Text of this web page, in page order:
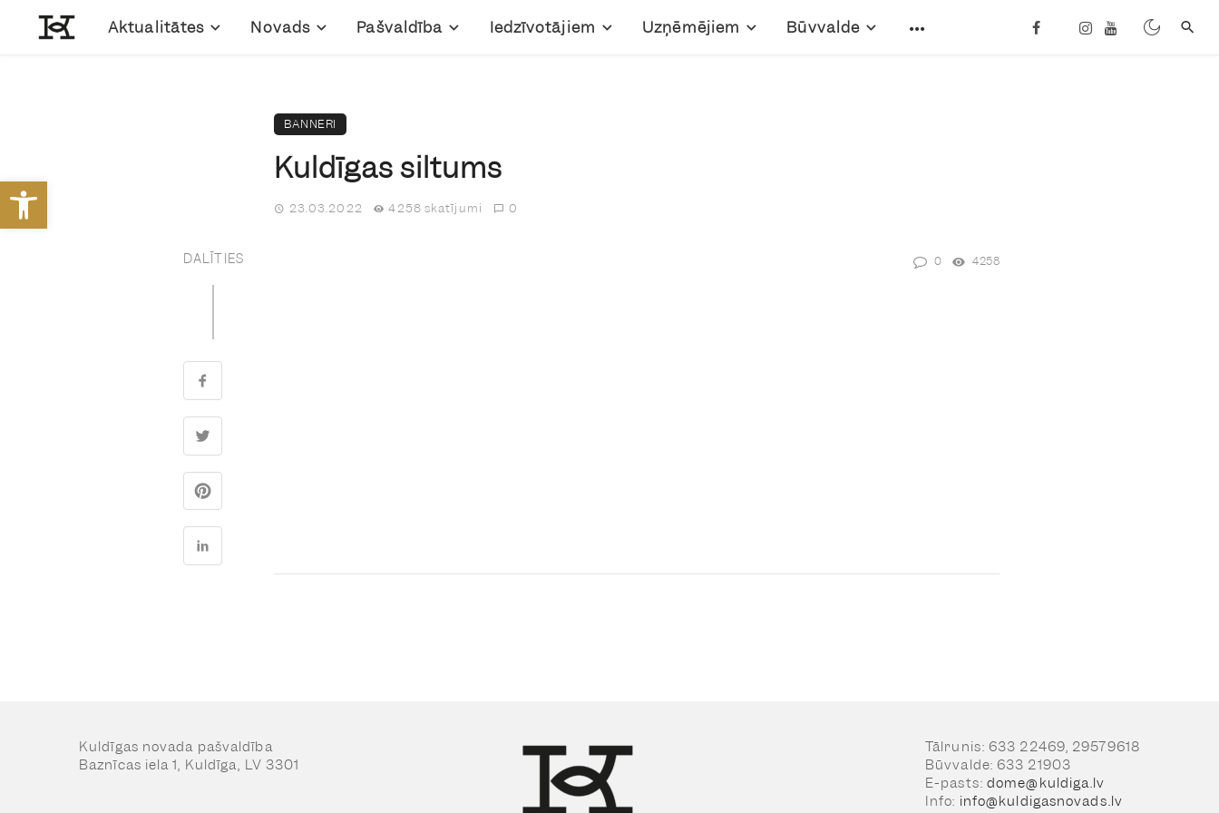
Open toolbar
Aktualitātes Novads Pašvaldība Iedzīvotājiem Uzņēmējiem Būvvalde
BANNERI
Kuldīgas siltums
23.03.2022 4258 skatījumi 0
DALĪTIES 0 4258
Kuldīgas novada pašvaldība
Baznīcas iela 1, Kuldīga, LV 3301
Tālrunis: 633 22469, 29579618
Būvvalde: 633 21903
E-pasts: dome@kuldiga.lv
Info: info@kuldigasnovads.lv